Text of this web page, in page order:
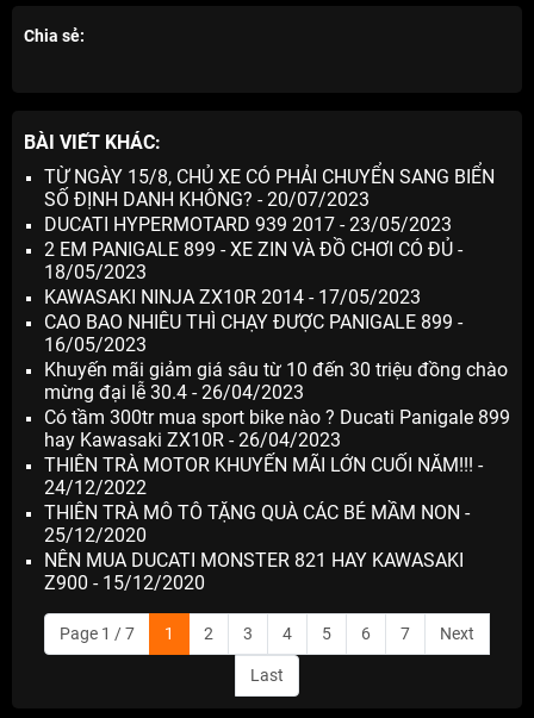
Chia sẻ:
BÀI VIẾT KHÁC:
TỪ NGÀY 15/8, CHỦ XE CÓ PHẢI CHUYỂN SANG BIỂN
SỐ ĐỊNH DANH KHÔNG? - 20/07/2023
DUCATI HYPERMOTARD 939 2017 - 23/05/2023
2 EM PANIGALE 899 - XE ZIN VÀ ĐỒ CHƠI CÓ ĐỦ -
18/05/2023
KAWASAKI NINJA ZX10R 2014 - 17/05/2023
CAO BAO NHIÊU THÌ CHẠY ĐƯỢC PANIGALE 899 -
16/05/2023
Khuyến mãi giảm giá sâu từ 10 đến 30 triệu đồng chào
mừng đại lễ 30.4 - 26/04/2023
Có tầm 300tr mua sport bike nào ? Ducati Panigale 899
hay Kawasaki ZX10R - 26/04/2023
THIÊN TRÀ MOTOR KHUYẾN MÃI LỚN CUỐI NĂM!!! -
24/12/2022
THIÊN TRÀ MÔ TÔ TẶNG QUÀ CÁC BÉ MẦM NON -
25/12/2020
NÊN MUA DUCATI MONSTER 821 HAY KAWASAKI
Z900 - 15/12/2020
Page 1 / 7 1 2 3 4 5 6 7 Next
Last